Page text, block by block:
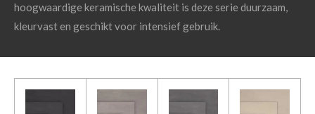
hoogwaardige keramische kwaliteit is deze serie duurzaam,
kleurvasten geschiktvoor intensiefgebruik.